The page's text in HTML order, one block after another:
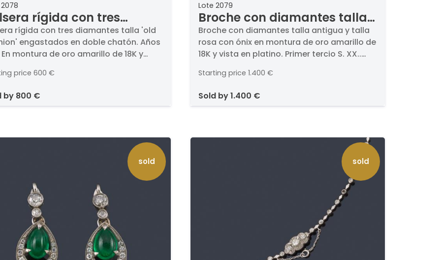
rígida con tres
talla 'old cushion'
en doble chatón.
'30.
rígida con tres diamantes talla 'old
engastados en doble chatón. Años
En montura de oro amarillo de 18K y
price 600 €
by 800 €
Lote 2079
Broche con diamantes talla
antigua y talla rosa con ónix
en montura de oro amarillo
de 18K y vista en platino.
Primer tercio S. XX.
Broche con diamantes talla antigua y talla
rosa con ónix en montura de oro amarillo de
18K y vista en platino. Primer tercio S. XX..
engastados en 'milligrain' enmarcado con
Starting price 1.400 €
sold by1.400 €
sold sold